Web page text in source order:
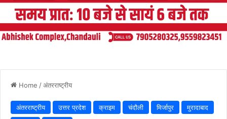
Home /अंतरराष्ट्रीय
अंतरराष्ट्रीय उत्तर प्रदेश क्राइम चंदौली मिर्जापुर
मुरादाबाद